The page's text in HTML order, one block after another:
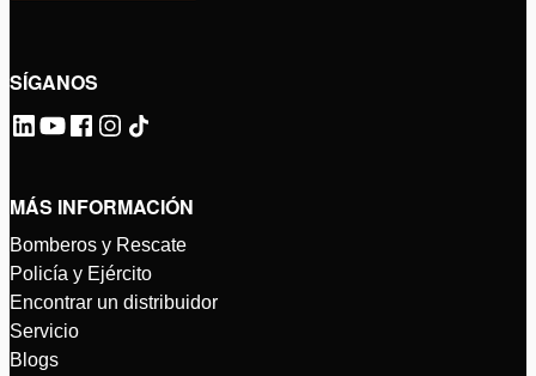
SÍGANOS
MÁS INFORMACIÓN
Bomberos y Rescate
Policía y Ejército
Encontrar un distribuidor
Servicio
Blogs